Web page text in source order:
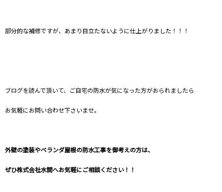
部分的な補修ですが、あまり目立たないように仕上がりました！！！
ブログを読んで頂いて、ご自宅の防水が気になった方がおられましたら
お気軽にお問い合わせ下さいませ。
外壁の塗装やベランダ屋根の防水工事を御考えの方は、
ぜひ株式会社水間へお気軽にご相談ください！！